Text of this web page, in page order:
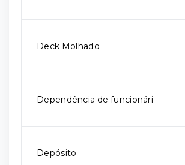
Deck Molhado
Dependência de funcionári
Depósito